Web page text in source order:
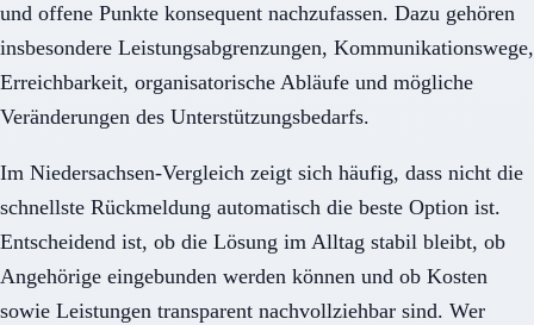
und offene Punkte konsequent nachzufassen. Dazu gehören
insbesondere Leistungsabgrenzungen, Kommunikationswege,
Erreichbarkeit, organisatorische Abläufe und mögliche
Veränderungen des Unterstützungsbedarfs.
Im Niedersachsen-Vergleich zeigt sich häufig, dass nicht die
schnellste Rückmeldung automatisch die beste Option ist.
Entscheidend ist, ob die Lösung im Alltag stabil bleibt, ob
Angehörige eingebunden werden können und ob Kosten
sowie Leistungen transparent nachvollziehbar sind. Wer